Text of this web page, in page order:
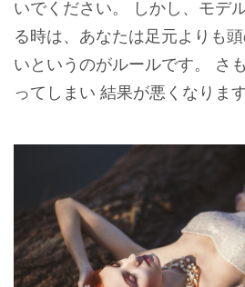
いでください。 しかし、モデ
る時は、あなたは足元よりも
いというのがルールです。 さ
ってしまい 結果が悪くなります